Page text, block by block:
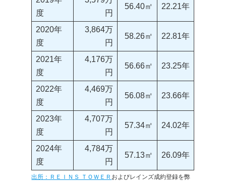
度
円
56.40㎡ 22.21年
2020年
度
3,864万
円
58.26㎡ 22.81年
2021年
度
4,176万
円
56.66㎡ 23.25年
2022年
度
4,469万
円
56.08㎡ 23.66年
2023年
度
4,707万
円
57.34㎡ 24.02年
2024年
度
4,784万
円
57.13㎡ 26.09年
出所：ＲＥＩＮＳ ＴＯＷＥＲ およびレインズ成約登録を弊